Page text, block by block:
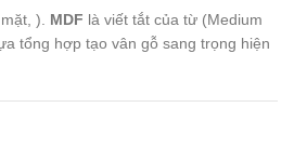
). MDF là viết tắt của từ (Medium
tổng hợp tạo vân gỗ sang trọng hiện